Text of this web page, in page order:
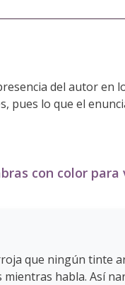
del autor en
lo que el
con color para
que ningún tinte
habla. Así